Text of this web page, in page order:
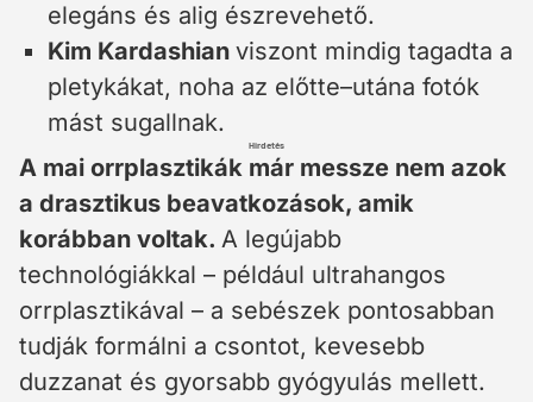
elegáns és alig észrevehető.
Kim Kardashian viszont mindig tagadta a
pletykákat, noha az előtte–utána fotók
mást sugallnak.
Hirdetés
A mai orrplasztikák már messze nem azok
a drasztikus beavatkozások, amik
korábban voltak. A legújabb
technológiákkal – például ultrahangos
orrplasztikával – a sebészek pontosabban
tudják formálni a csontot, kevesebb
duzzanat és gyorsabb gyógyulás mellett.